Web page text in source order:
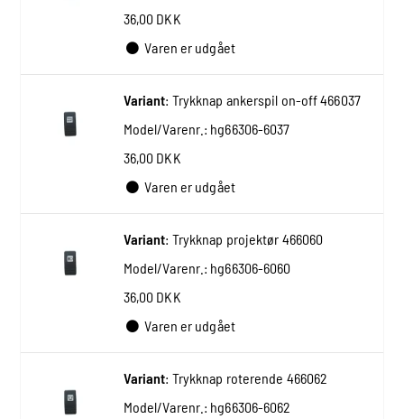
36,00 DKK
Varen er udgået
Variant: Trykknap ankerspil on-off 466037
Model/Varenr.: hg66306-6037
36,00 DKK
Varen er udgået
Variant: Trykknap projektør 466060
Model/Varenr.: hg66306-6060
36,00 DKK
Varen er udgået
Variant: Trykknap roterende 466062
Model/Varenr.: hg66306-6062